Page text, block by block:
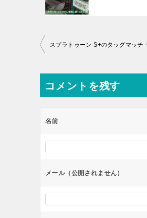
投
ナ
ビ
ー
ョ
ン
スプラトゥーン S+のタッグマッチ
コメントを残す
名前
メール（公開されません）